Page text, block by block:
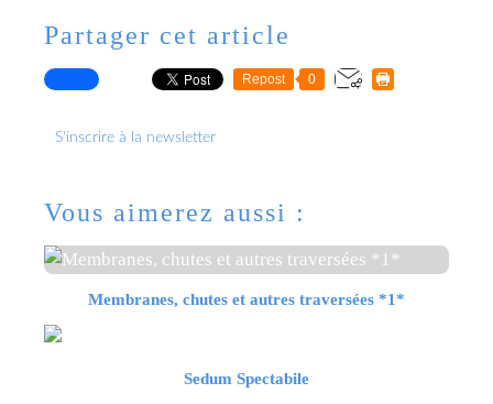
Partager cet article
Repost 0
S'inscrire à la newsletter
Vous aimerez aussi :
Membranes, chutes et autres traversées *1*
Sedum Spectabile